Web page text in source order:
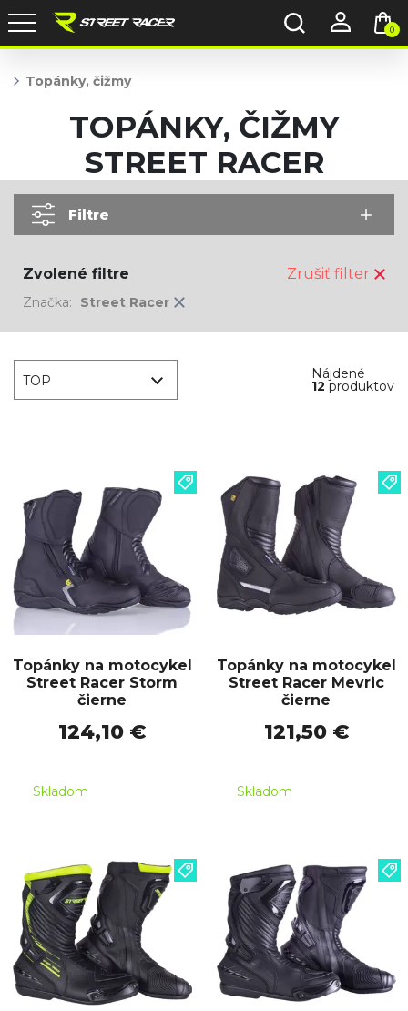
0
Topánky, čižmy
TOPÁNKY, ČIŽMY
STREET RACER
Filtre
Zvolené filtre
Značka: Street Racer
Zrušiť filter
Nájdené
12 produktov
TOP
Topánky na motocykel
Street Racer Storm
čierne
124,10 €
Skladom
Topánky na motocykel
Street Racer Mevric
čierne
121,50 €
Skladom